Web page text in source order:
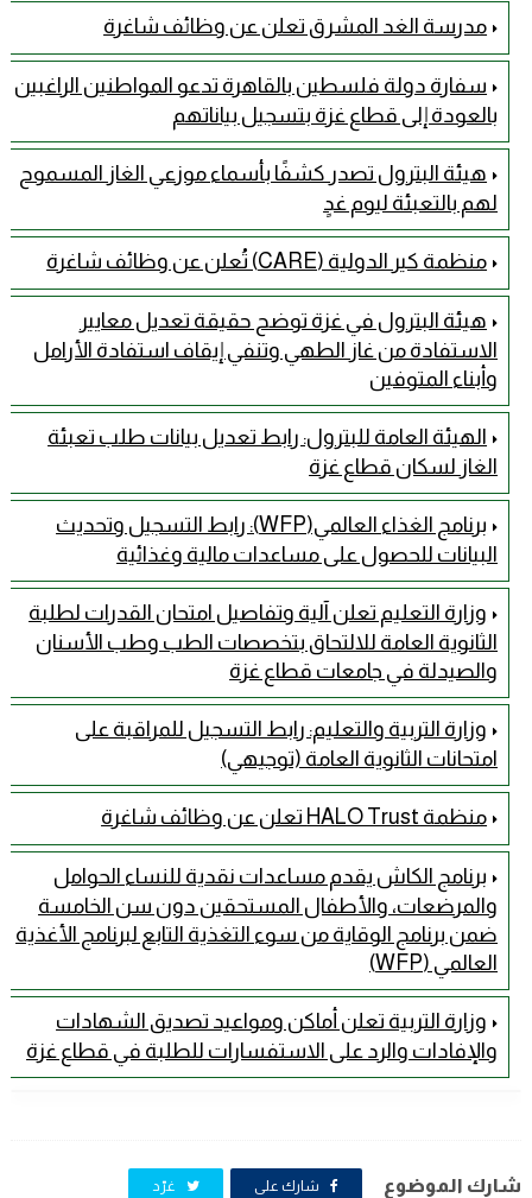
مدرسة الغد المشرق تعلن عن وظائف شاغرة
سفارة دولة فلسطين بالقاهرة تدعو المواطنين الراغبين
بالعودة إلى قطاع غزة بتسجيل بياناتهم
هيئة البترول تصدر كشفًا بأسماء موزعي الغاز المسموح
لهم بالتعبئة ليوم غدٍ
منظمة كير الدولية (CARE) تُعلن عن وظائف شاغرة
هيئة البترول في غزة توضح حقيقة تعديل معايير
الاستفادة من غاز الطهي وتنفي إيقاف استفادة الأرامل
وأبناء المتوفين
الهيئة العامة للبترول: رابط تعديل بيانات طلب تعبئة
الغاز لسكان قطاع غزة
برنامج الغذاء العالمي(WFP): رابط التسجيل وتحديث
البيانات للحصول على مساعدات مالية وغذائية
وزارة التعليم تعلن آلية وتفاصيل امتحان القدرات لطلبة
الثانوية العامة للالتحاق بتخصصات الطب وطب الأسنان
والصيدلة في جامعات قطاع غزة
وزارة التربية والتعليم: رابط التسجيل للمراقبة على
امتحانات الثانوية العامة (توجيهي)
منظمة HALO Trust تعلن عن وظائف شاغرة
برنامج الكاش يقدم مساعدات نقدية للنساء الحوامل
والمرضعات، والأطفال المستحقين دون سن الخامسة
ضمن برنامج الوقاية من سوء التغذية التابع لبرنامج الأغذية
العالمي (WFP)
وزارة التربية تعلن أماكن ومواعيد تصديق الشهادات
والإفادات والرد على الاستفسارات للطلبة في قطاع غزة
شارك الموضوع شارك على غرّد